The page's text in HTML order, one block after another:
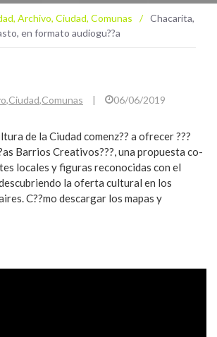
, Archivo, Ciudad, Comunas / Chacarita,
en formato audiogu??a
,Ciudad,Comunas | 06/06/2019
de la Ciudad comenz?? a ofrecer ???
Barrios Creativos???, una propuesta co-
locales y figuras reconocidas con el
la oferta cultural en los
C??mo descargar los mapas y